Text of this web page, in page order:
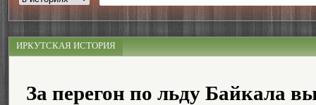
ИРКУТСКАЯ ИСТОРИЯ
За перегон по льду Байкала